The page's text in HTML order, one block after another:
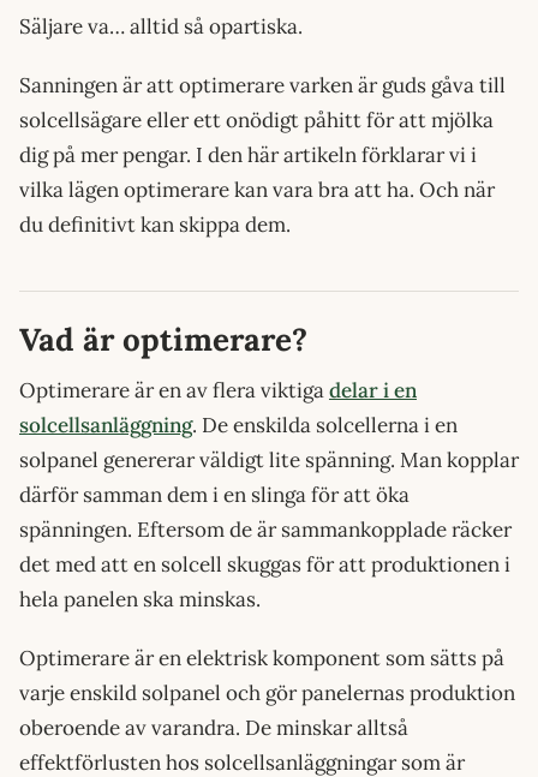
Säljare va… alltid så opartiska.
Sanningen är att optimerare varken är guds gåva till
solcellsägare eller ett onödigt påhitt för att mjölka
dig på mer pengar. I den här artikeln förklarar vi i
vilka lägen optimerare kan vara bra att ha. Och när
du definitivt kan skippa dem.
Vad är optimerare?
Optimerare är en av flera viktigadelar i en
solcellsanläggning. De enskilda solcellerna i en
solpanel genererar väldigt lite spänning. Man kopplar
därför samman dem i en slinga för att öka
spänningen. Eftersom de är sammankopplade räcker
det med att en solcell skuggas för att produktionen i
hela panelen ska minskas.
Optimerare är en elektrisk komponent som sätts på
varje enskild solpanel och gör panelernas produktion
oberoende av varandra. De minskar alltså
effektförlusten hos solcellsanläggningar som är